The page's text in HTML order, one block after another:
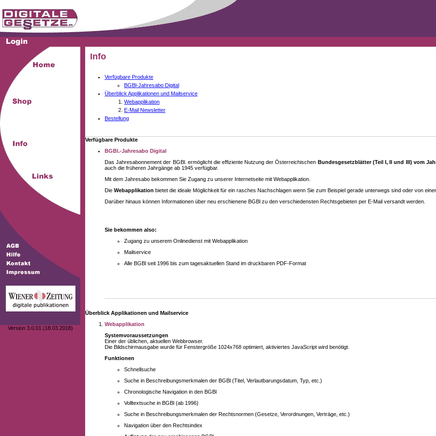
Version 3.0.01 (18.03.2018)
Info
Verfügbare Produkte
BGBl-Jahresabo Digital
Überblick Applikationen und Mailservice
Webapplikation
E-Mail Newsletter
Bestellung
Verfügbare Produkte
BGBl.-Jahresabo Digital
Das Jahresabonnement der BGBl. ermöglicht die effiziente Nutzung der Österreichischen Bundesgesetzblätter (Teil I, II und III) vom
auch die früheren Jahrgänge ab 1945 verfügbar.
Mit dem Jahresabo bekommen Sie Zugang zu unserer Internetseite mit Webapplikation.
Die Webapplikation bietet die ideale Möglichkeit für ein rasches Nachschlagen wenn Sie zum Beispiel gerade unterwegs sind oder von
Darüber hinaus können Informationen über neu erschienene BGBl zu den ver­schieden­sten Rechtsgebieten per E-Mail versandt werden.
Sie bekommen also:
Zugang zu unserem Onlinedienst mit Webapplikation
Mailservice
Alle BGBl seit 1996 bis zum tagesaktuellen Stand im druckbaren PDF-Format
Überblick Applikationen und Mailservice
Webapplikation
Systemvoraussetzungen
Einer der üblichen, aktuellen Webbrowser.
Die Bildschirmausgabe wurde für Fenstergröße 1024x768 optimiert, aktiviertes JavaScript wird benötigt.
Funktionen
Schnellsuche
Suche in Beschreibungsmerkmalen der BGBl (Titel, Verlautbarungsdatum, Typ, etc.)
Chronologische Navigation in den BGBl
Volltextsuche in BGBl (ab 1996)
Suche in Beschreibungsmerkmalen der Rechtsnormen (Gesetze, Verordnungen, Verträge, etc.)
Navigation über den Rechtsindex